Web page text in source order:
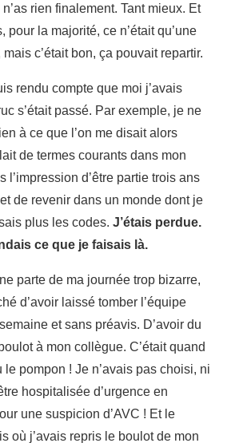
rien finalement. Tant mieux. Et
pour la majorité, ce n’était qu’une
mais c’était bon, ça pouvait repartir.
rendu compte que moi j’avais
s’était passé. Par exemple, je ne
à ce que l’on me disait alors
de termes courants dans mon
l’impression d’être partie trois ans
de revenir dans un monde dont je
plus les codes. J’étais perdue.
ce que je faisais là.
parte de ma journée trop bizarre,
d’avoir laissé tomber l’équipe
et sans préavis. D’avoir du
à mon collègue. C’était quand
le pompon ! Je n’avais pas choisi, ni
hospitalisée d’urgence en
une suspicion d’AVC ! Et le
où j’avais repris le boulot de mon